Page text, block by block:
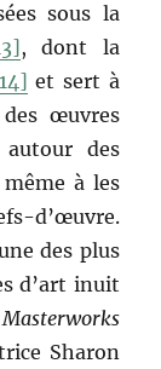
sous la
, dont la
et sert à
œuvres
des
à les
d’œuvre.
des plus
d’art inuit
Sharon